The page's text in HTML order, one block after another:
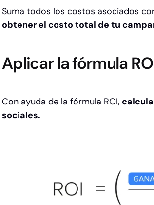
Suma todos los costos asociados
obtener el costo total de tu
Aplicar la fórmula
Con ayuda de la fórmula ROI,
sociales.